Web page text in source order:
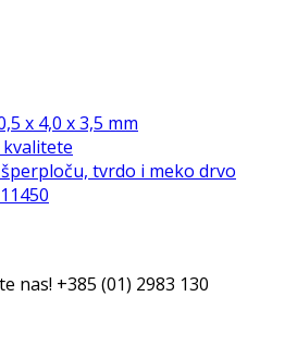
x 4,0 x 3,5 mm
tvrdo i meko drvo
nas! +385 (01) 2983 130